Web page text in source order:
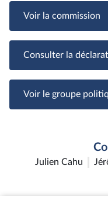
Voir la commission
Consulter la
Voir le groupe
Julien Cahu